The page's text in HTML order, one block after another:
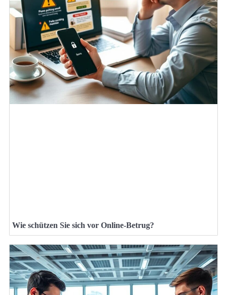
Wie schützen Sie sich vor Online-Betrug?